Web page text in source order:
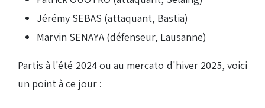
Jérémy SEBAS (attaquant, Bastia)
Marvin SENAYA (défenseur, Lausanne)
Partis à l'été 2024 ou au mercato d'hiver 2025, voici
un point à ce jour :